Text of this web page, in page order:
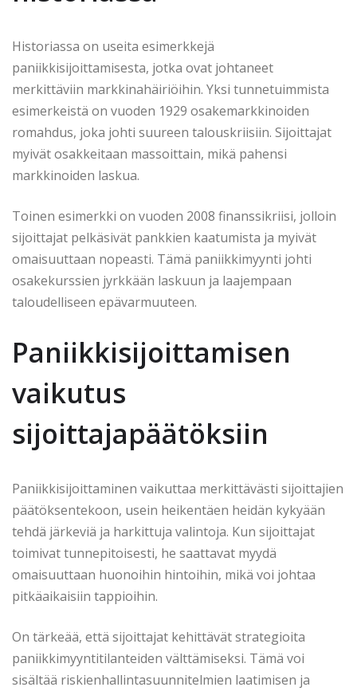
Historiassa on useita esimerkkejä
paniikkisijoittamisesta, jotka ovat johtaneet
merkittäviin markkinahäiriöihin. Yksi tunnetuimmista
esimerkeistä on vuoden 1929 osakemarkkinoiden
romahdus, joka johti suureen talouskriisiin. Sijoittajat
myivät osakkeitaan massoittain, mikä pahensi
markkinoiden laskua.
Toinen esimerkki on vuoden 2008 finanssikriisi, jolloin
sijoittajat pelkäsivät pankkien kaatumista ja myivät
omaisuuttaan nopeasti. Tämä paniikkimyynti johti
osakekurssien jyrkkään laskuun ja laajempaan
taloudelliseen epävarmuuteen.
Paniikkisijoittamisen
vaikutus
sijoittajapäätöksiin
Paniikkisijoittaminen vaikuttaa merkittävästi sijoittajien
päätöksentekoon, usein heikentäen heidän kykyään
tehdä järkeviä ja harkittuja valintoja. Kun sijoittajat
toimivat tunnepitoisesti, he saattavat myydä
omaisuuttaan huonoihin hintoihin, mikä voi johtaa
pitkäaikaisiin tappioihin.
On tärkeää, että sijoittajat kehittävät strategioita
paniikkimyyntitilanteiden välttämiseksi. Tämä voi
sisältää riskienhallintasuunnitelmien laatimisen ja